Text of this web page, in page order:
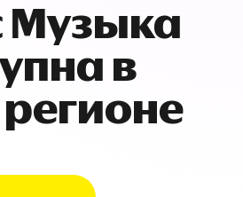
Музыка
в